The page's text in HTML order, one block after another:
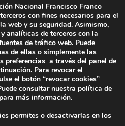
de datos–Sus datos
–Condiciones Generales
de uso
Twitter
YouTube
los derechos reservados.
Nacional Francisco Franco
con fines necesarios para el
web y su seguridad. Asimismo,
analíticas de terceros con la
de tráfico web. Puede
de ellas o simplemente las
preferencias a través del panel de
Para revocar el
el botón “revocar cookies”
consultar nuestra política de
para más información.
permites o desactivarlas en los